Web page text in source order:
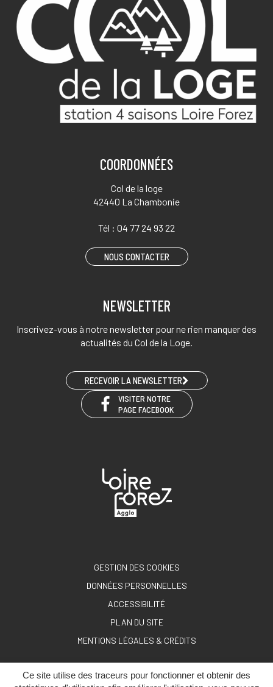
Ce site utilise des traceurs pour fonctionner et obtenir des
COORDONNÉES
Col de la loge
42440 La Chambonie
Tél : 04 77 24 93 22
NOUS CONTACTER
NEWSLETTER
Inscrivez-vous à notre newsletter pour ne rien manquer des
actualités du Col de la Loge.
RECEVOIR LA NEWSLETTER
VISITER NOTRE
PAGE FACEBOOK
GESTION DES COOKIES
DONNÉES PERSONNELLES
ACCESSIBILITÉ
PLAN DU SITE
MENTIONS LÉGALES & CRÉDITS